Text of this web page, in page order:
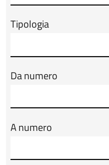
Tipologia
Da numero
A numero